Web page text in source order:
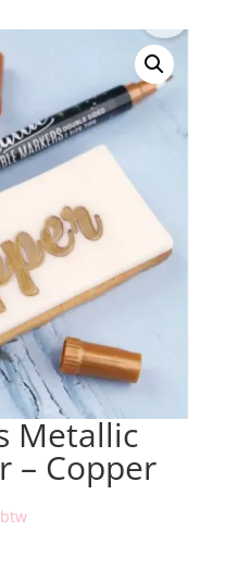
Metallic
– Copper